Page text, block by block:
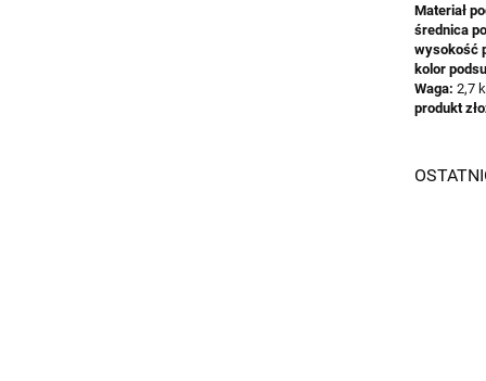
Materiał
średnica
wysokość
kolor
Waga: 2,7
produkt